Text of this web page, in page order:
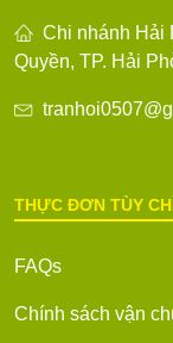
Chi nhánh Hải
Quyền, TP. Hải
THỰC ĐƠN TÙY
FAQs
Chính sách vận